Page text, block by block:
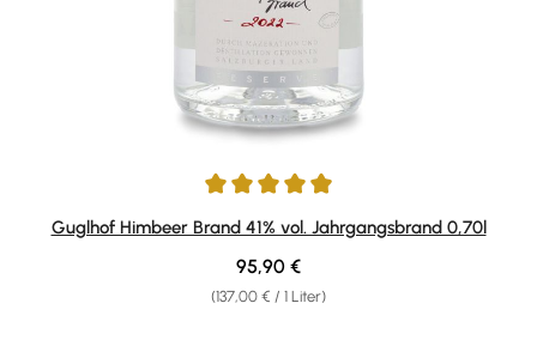
Durchschnittliche Bewertung von 4.95 von 5 Sternen
Guglhof Himbeer Brand 41% vol. Jahrgangsbrand 0,70l
(137,00 € / 1 Liter)
Regulärer Preis:
95,90 €